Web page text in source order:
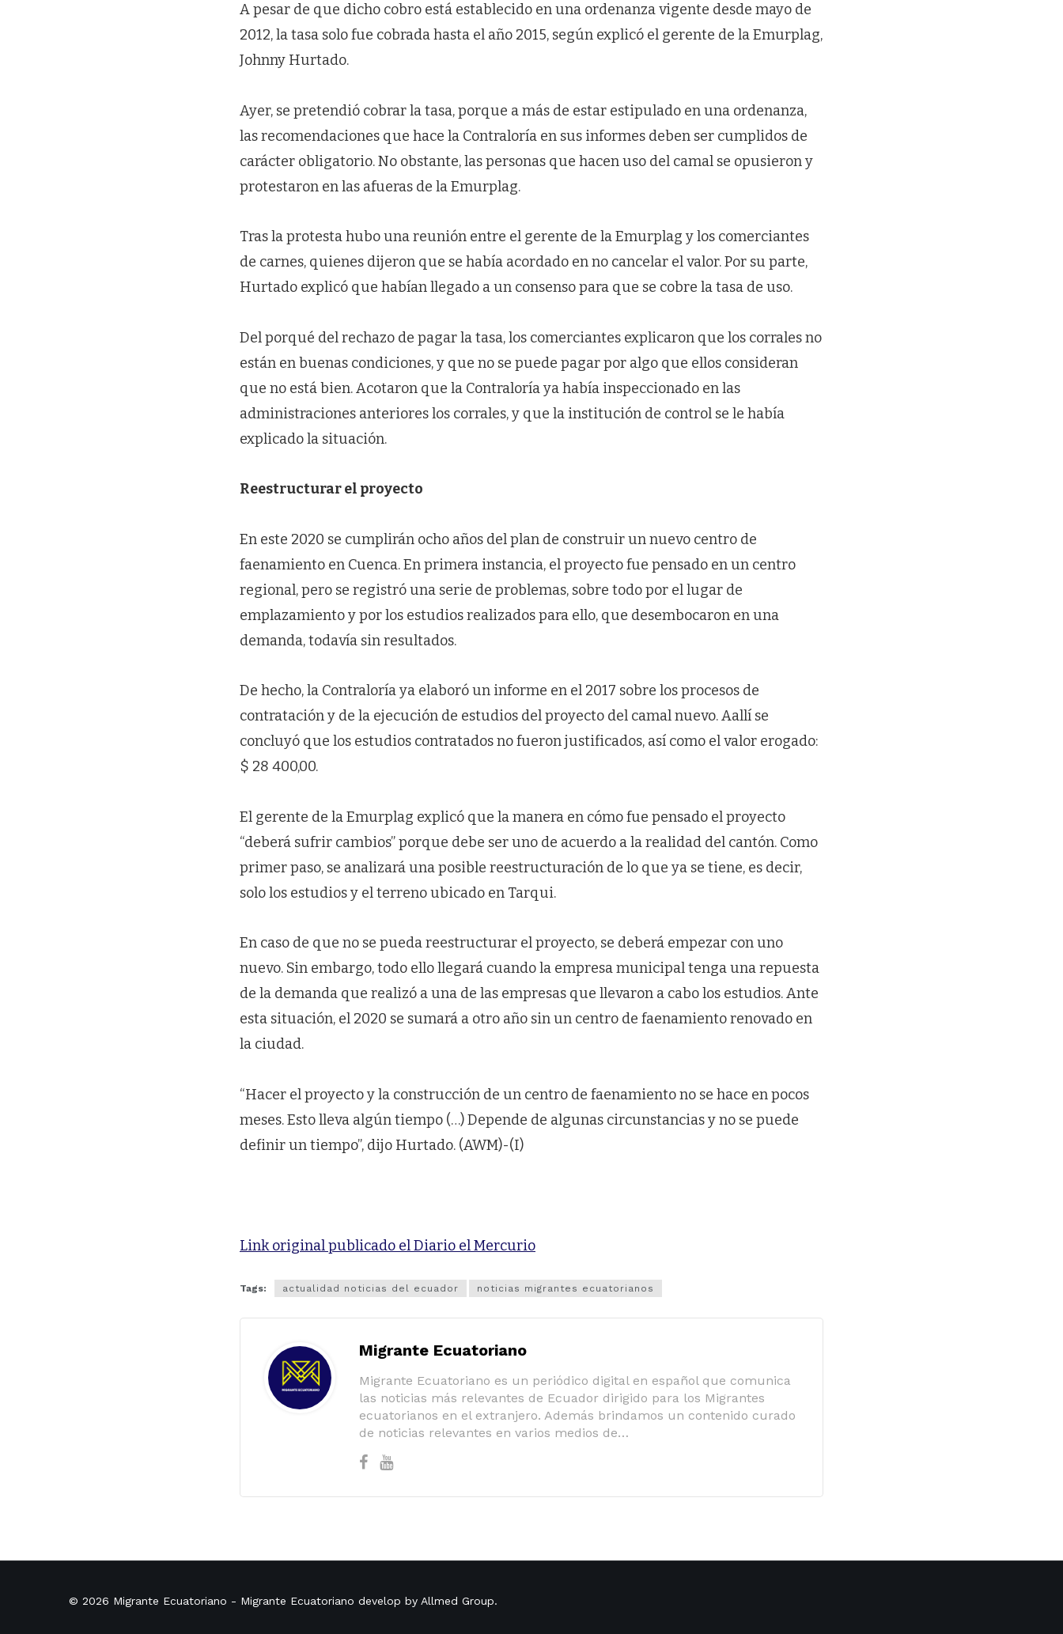
A pesar de que dicho cobro está establecido en una ordenanza vigente desde mayo de
2012, la tasa solo fue cobrada hasta el año 2015, según explicó el gerente de la Emurplag,
Johnny Hurtado.
Ayer, se pretendió cobrar la tasa, porque a más de estar estipulado en una ordenanza,
las recomendaciones que hace la Contraloría en sus informes deben ser cumplidos de
carácter obligatorio. No obstante, las personas que hacen uso del camal se opusieron y
protestaron en las afueras de la Emurplag.
Tras la protesta hubo una reunión entre el gerente de la Emurplag y los comerciantes
de carnes, quienes dijeron que se había acordado en no cancelar el valor. Por su parte,
Hurtado explicó que habían llegado a un consenso para que se cobre la tasa de uso.
Del porqué del rechazo de pagar la tasa, los comerciantes explicaron que los corrales no
están en buenas condiciones, y que no se puede pagar por algo que ellos consideran
que no está bien. Acotaron que la Contraloría ya había inspeccionado en las
administraciones anteriores los corrales, y que la institución de control se le había
explicado la situación.
Reestructurar el proyecto
En este 2020 se cumplirán ocho años del plan de construir un nuevo centro de
faenamiento en Cuenca. En primera instancia, el proyecto fue pensado en un centro
regional, pero se registró una serie de problemas, sobre todo por el lugar de
emplazamiento y por los estudios realizados para ello, que desembocaron en una
demanda, todavía sin resultados.
De hecho, la Contraloría ya elaboró un informe en el 2017 sobre los procesos de
contratación y de la ejecución de estudios del proyecto del camal nuevo. Aallí se
concluyó que los estudios contratados no fueron justificados, así como el valor erogado:
$ 28 400,00.
El gerente de la Emurplag explicó que la manera en cómo fue pensado el proyecto
“deberá sufrir cambios” porque debe ser uno de acuerdo a la realidad del cantón. Como
primer paso, se analizará una posible reestructuración de lo que ya se tiene, es decir,
solo los estudios y el terreno ubicado en Tarqui.
En caso de que no se pueda reestructurar el proyecto, se deberá empezar con uno
nuevo. Sin embargo, todo ello llegará cuando la empresa municipal tenga una repuesta
de la demanda que realizó a una de las empresas que llevaron a cabo los estudios. Ante
esta situación, el 2020 se sumará a otro año sin un centro de faenamiento renovado en
la ciudad.
“Hacer el proyecto y la construcción de un centro de faenamiento no se hace en pocos
meses. Esto lleva algún tiempo (…) Depende de algunas circunstancias y no se puede
definir un tiempo”, dijo Hurtado. (AWM)-(I)
Link original publicado el Diario el Mercurio
Tags: actualidad noticias del ecuador noticias migrantes ecuatorianos
Migrante Ecuatoriano
Migrante Ecuatoriano es un periódico digital en español que comunica
las noticias más relevantes de Ecuador dirigido para los Migrantes
ecuatorianos en el extranjero. Además brindamos un contenido curado
de noticias relevantes en varios medios de…
© 2026 Migrante Ecuatoriano - Migrante Ecuatoriano develop by Allmed Group.